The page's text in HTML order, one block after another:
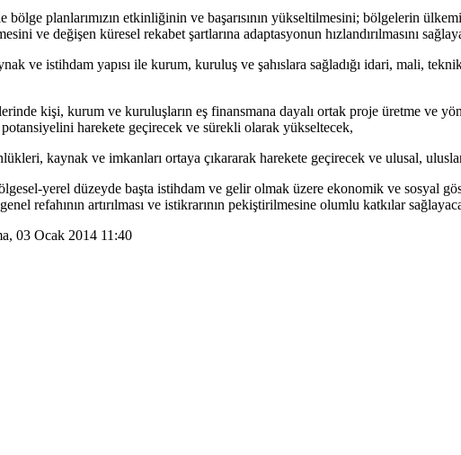
planlarımızın etkinliğinin ve başarısının yükseltilmesini; bölgelerin
ve değişen küresel rekabet şartlarına adaptasyonun hızlandırılmasını
ve istihdam yapısı ile kurum, kuruluş ve şahıslara sağladığı idari, mali,
kişi, kurum ve kuruluşların eş finansmana dayalı ortak proje üretme ve
harekete geçirecek ve sürekli olarak yükseltecek,
kaynak ve imkanları ortaya çıkararak harekete geçirecek ve ulusal,
yerel düzeyde başta istihdam ve gelir olmak üzere ekonomik ve sosyal
refahının artırılması ve istikrarının pekiştirilmesine olumlu katkılar
03 Ocak 2014 11:40